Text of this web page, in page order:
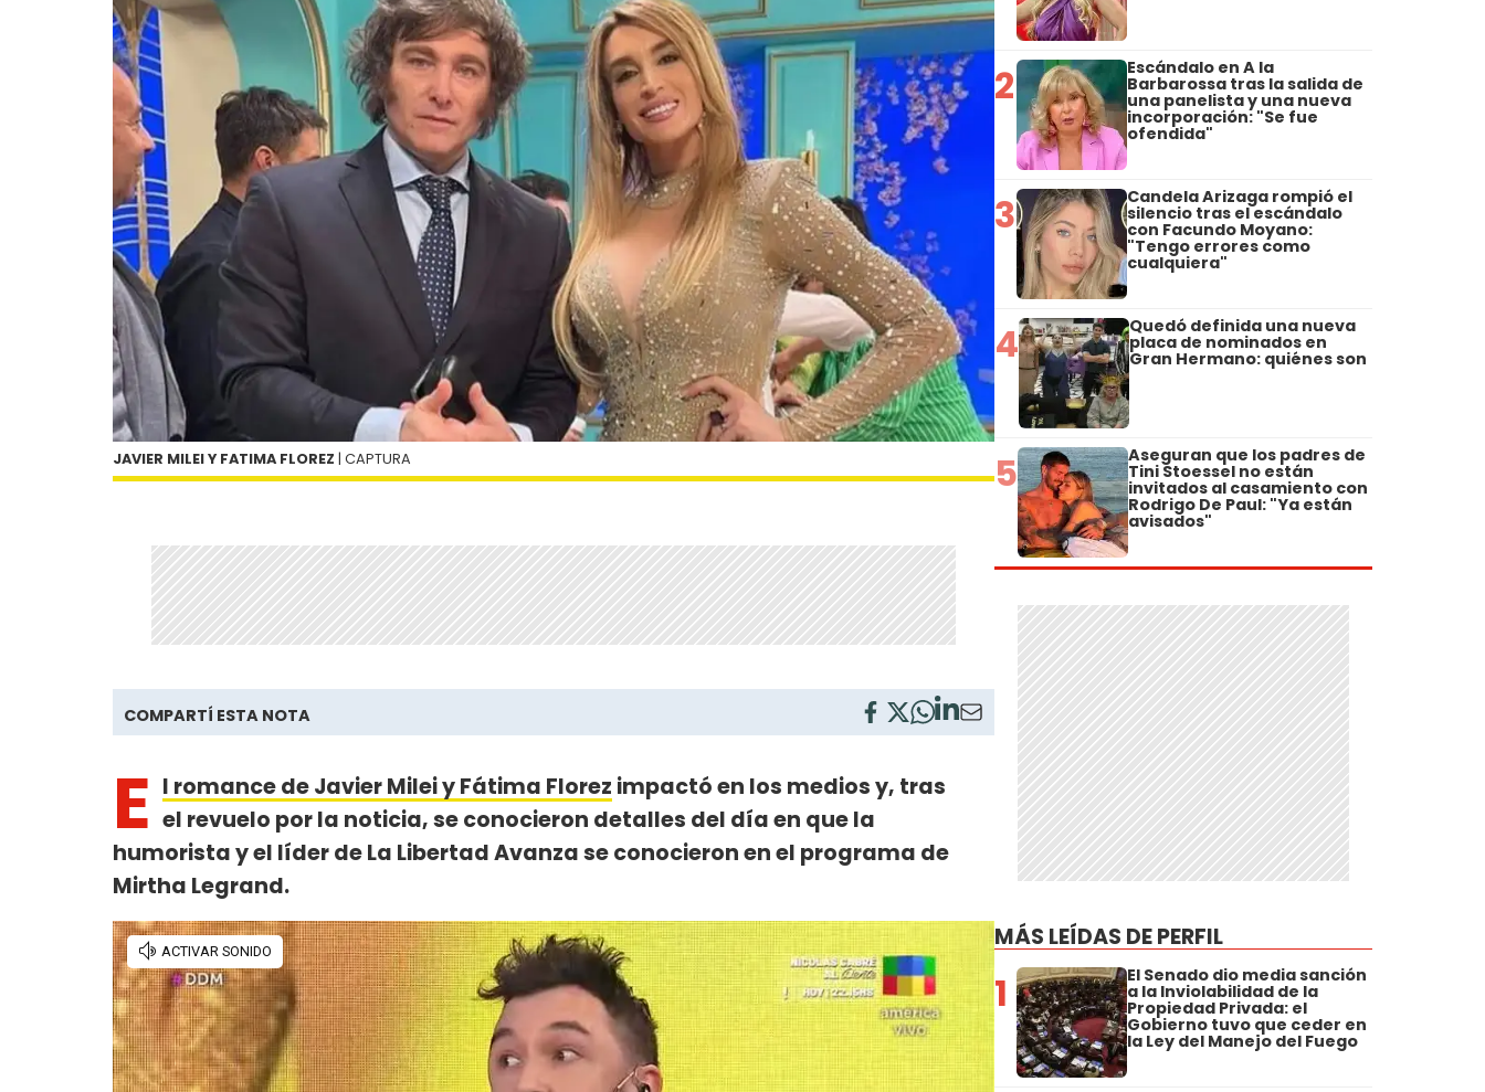
JAVIER MILEI Y FATIMA FLOREZ | CAPTURA
COMPARTÍ ESTA NOTA
E l romance de Javier Milei y Fátima Florez impactó en los medios y, tras
el revuelo por la noticia, se conocieron detalles del día en que la
humorista y el líder de La Libertad Avanza se conocieron en el programa de
Mirtha Legrand.
2 Escándalo en A la
Barbarossa tras la salida de
una panelista y una nueva
incorporación: "Se fue
ofendida"
3 Candela Arizaga rompió el
silencio tras el escándalo
con Facundo Moyano:
"Tengo errores como
cualquiera"
4 Quedó definida una nueva
placa de nominados en
Gran Hermano: quiénes son
5 Aseguran que los padres de
Tini Stoessel no están
invitados al casamiento con
Rodrigo De Paul: "Ya están
avisados"
MÁS LEÍDAS DE PERFIL
1 El Senado dio media sanción
a la Inviolabilidad de la
Propiedad Privada: el
Gobierno tuvo que ceder en
la Ley del Manejo del Fuego